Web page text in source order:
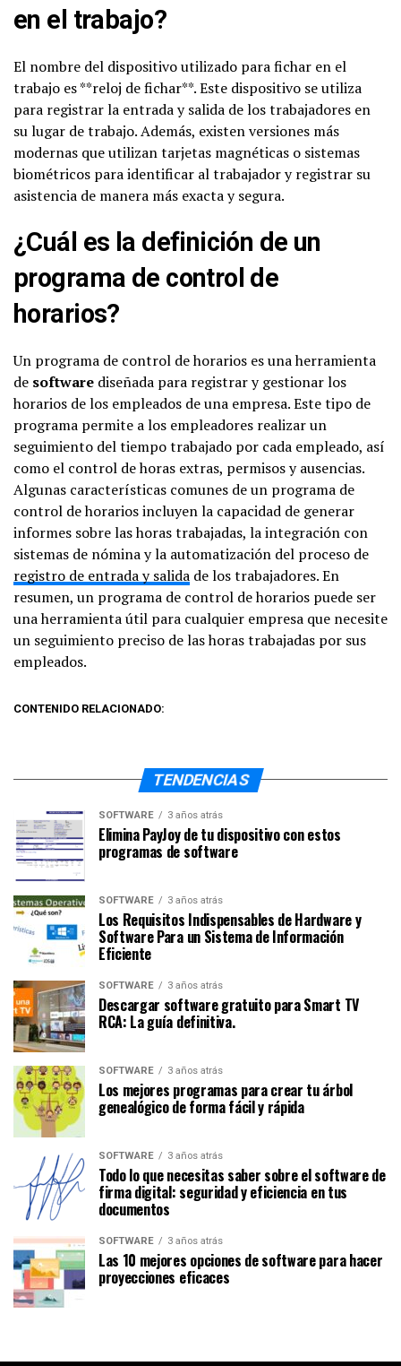
en el trabajo?
El nombre del dispositivo utilizado para fichar en el
trabajo es **reloj de fichar**. Este dispositivo se utiliza
para registrar la entrada y salida de los trabajadores en
su lugar de trabajo. Además, existen versiones más
modernas que utilizan tarjetas magnéticas o sistemas
biométricos para identificar al trabajador y registrar su
asistencia de manera más exacta y segura.
¿Cuál es la definición de un
programa de control de
horarios?
Un programa de control de horarios es una herramienta
de software diseñada para registrar y gestionar los
horarios de los empleados de una empresa. Este tipo de
programa permite a los empleadores realizar un
seguimiento del tiempo trabajado por cada empleado, así
como el control de horas extras, permisos y ausencias.
Algunas características comunes de un programa de
control de horarios incluyen la capacidad de generar
informes sobre las horas trabajadas, la integración con
sistemas de nómina y la automatización del proceso de
registro de entrada y salida de los trabajadores. En
resumen, un programa de control de horarios puede ser
una herramienta útil para cualquier empresa que necesite
un seguimiento preciso de las horas trabajadas por sus
empleados.
CONTENIDO RELACIONADO:
TENDENCIAS
SOFTWARE 3 años atrás
Elimina PayJoy de tu dispositivo con estos
programas de software
SOFTWARE 3 años atrás
Los Requisitos Indispensables de Hardware y
Software Para un Sistema de Información
Eficiente
SOFTWARE 3 años atrás
Descargar software gratuito para Smart TV
RCA: La guía definitiva.
SOFTWARE 3 años atrás
Los mejores programas para crear tu árbol
genealógico de forma fácil y rápida
SOFTWARE 3 años atrás
Todo lo que necesitas saber sobre el software de
firma digital: seguridad y eficiencia en tus
documentos
SOFTWARE 3 años atrás
Las 10 mejores opciones de software para hacer
proyecciones eficaces